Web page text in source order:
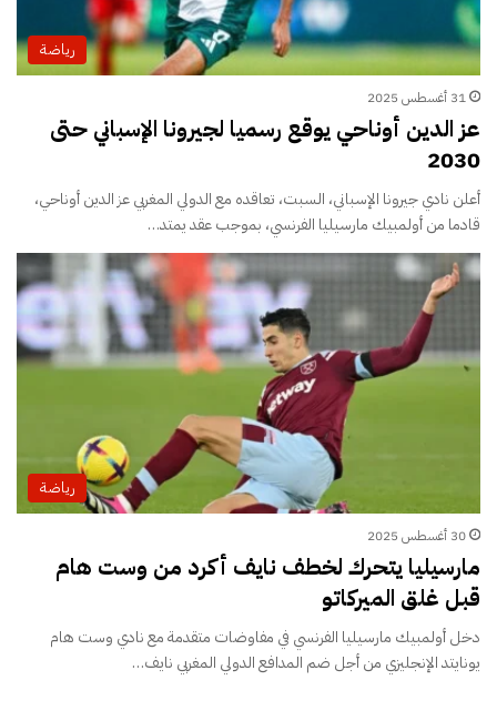
رياضة
31 أغسطس 2025
عز الدين أوناحي يوقع رسميا لجيرونا الإسباني حتى
2030
أعلن نادي جيرونا الإسباني، السبت، تعاقده مع الدولي المغربي عز الدين أوناحي،
قادما من أولمبيك مارسيليا الفرنسي، بموجب عقد يمتد…
رياضة
30 أغسطس 2025
مارسيليا يتحرك لخطف نايف أكرد من وست هام
قبل غلق الميركاتو
دخل أولمبيك مارسيليا الفرنسي في مفاوضات متقدمة مع نادي وست هام
يونايتد الإنجليزي من أجل ضم المدافع الدولي المغربي نايف…